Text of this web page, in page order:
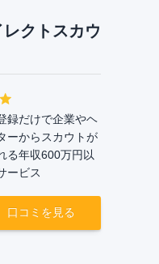
クトスカウ
録だけで企業やヘ
ーからスカウトが
る年収600万円以
ービス
口コミを見る